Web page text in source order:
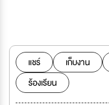
จำหน่ายภายใต้แบรนด์สินค้าที่
ทัศน์ เป็นผู้นำผลิตภัณฑ์บำรุง
กันอย่างยั่งยื่นแก่ผู้มีส่วนได้ส่วนเสีย พันธกิจ - เทคโนโลยีการผลิต
มาตรฐานสากล - สินค้าหลากหลาย คุณภาพสูง ตอบโจทย์ลูกค้าทุกรูปแบบ -
ลูกค้ามีความภักดีในตราสินค้
คุณค่า และประสบการณ์ที่ดี - ส่งเสริมสุขภาวะองค์กรให้พนักงานเป็นคนดี มี
ศักยภาพ และความผูกพัน - ดำเนินธุรกิจอย่างมีจริยธรรมและความรับผิดชอบ
แชร์ เก็บงาน
ร้องเรียน